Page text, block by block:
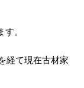
。
経て現在古材家